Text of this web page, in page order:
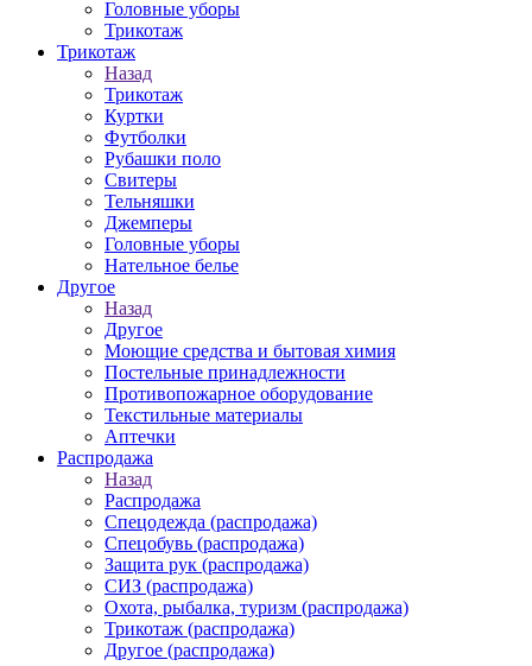
Головные уборы
Трикотаж
Трикотаж
Назад
Трикотаж
Куртки
Футболки
Рубашки поло
Свитеры
Тельняшки
Джемперы
Головные уборы
Нательное белье
Другое
Назад
Другое
Моющие средства и бытовая химия
Постельные принадлежности
Противопожарное оборудование
Текстильные материалы
Аптечки
Распродажа
Назад
Распродажа
Спецодежда (распродажа)
Спецобувь (распродажа)
Защита рук (распродажа)
СИЗ (распродажа)
Охота, рыбалка, туризм (распродажа)
Трикотаж (распродажа)
Другое (распродажа)